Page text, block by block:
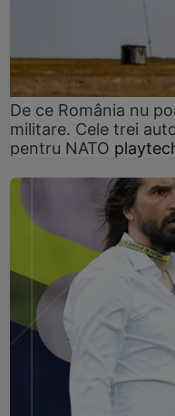
De ce România nu
militare. Cele trei
pentru NATO